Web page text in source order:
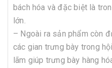
bách hóa và đặc biệt là
lớn.
– Ngoài ra sản phẩm còn
các gian trưng bày trong
lãm giúp trưng bày hàng